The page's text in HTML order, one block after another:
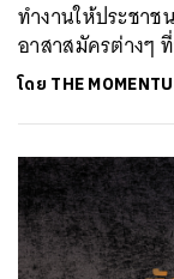
ทำงานให้ประชา
อาสาสมัครต่างๆ
โดย THE